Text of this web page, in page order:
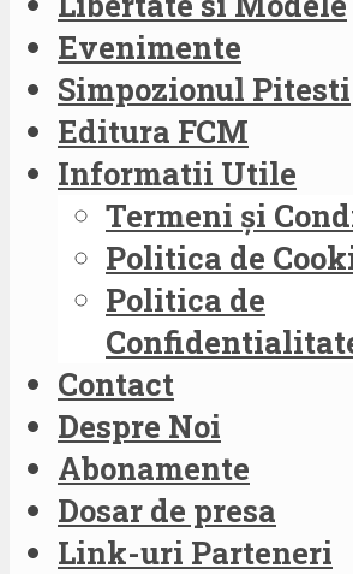
Evenimente
Simpozionul Pitesti
Editura FCM
Informatii Utile
Termeni și
Politica de
Politica de
Contact
Despre Noi
Abonamente
Dosar de presa
Link-uri Parteneri